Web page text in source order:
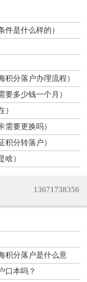
是什么样的）
分落户办理流程）
多少钱一个月）
要更换吗）
分转落户）
）
13671738356
积分落户是什么意
口本吗？